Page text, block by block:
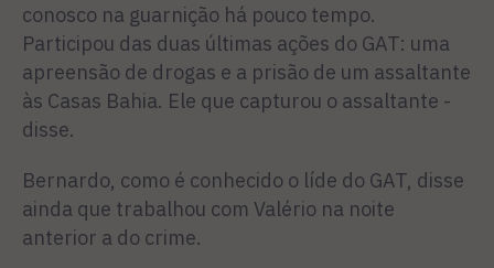
conosco na guarnição há pouco tempo.
Participou das duas últimas ações do GAT: uma
apreensão de drogas e a prisão de um assaltante
às Casas Bahia. Ele que capturou o assaltante -
disse.
Bernardo, como é conhecido o líde do GAT, disse
ainda que trabalhou com Valério na noite
anterior a do crime.